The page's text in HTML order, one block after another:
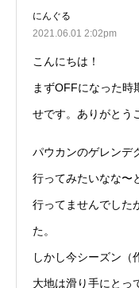
にんぐる
2021.06.01 2:02pm
こんにちは！
まずOFFになった時
せです。ありがとう
パウカンのゲレンデ
行ってみたいなな〜
行ってませんでした
た。
しかし今シーズン（
大地は滑り手にとっ